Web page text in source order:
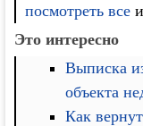
посмотреть все
Это интересно
Выписка
объекта
Как